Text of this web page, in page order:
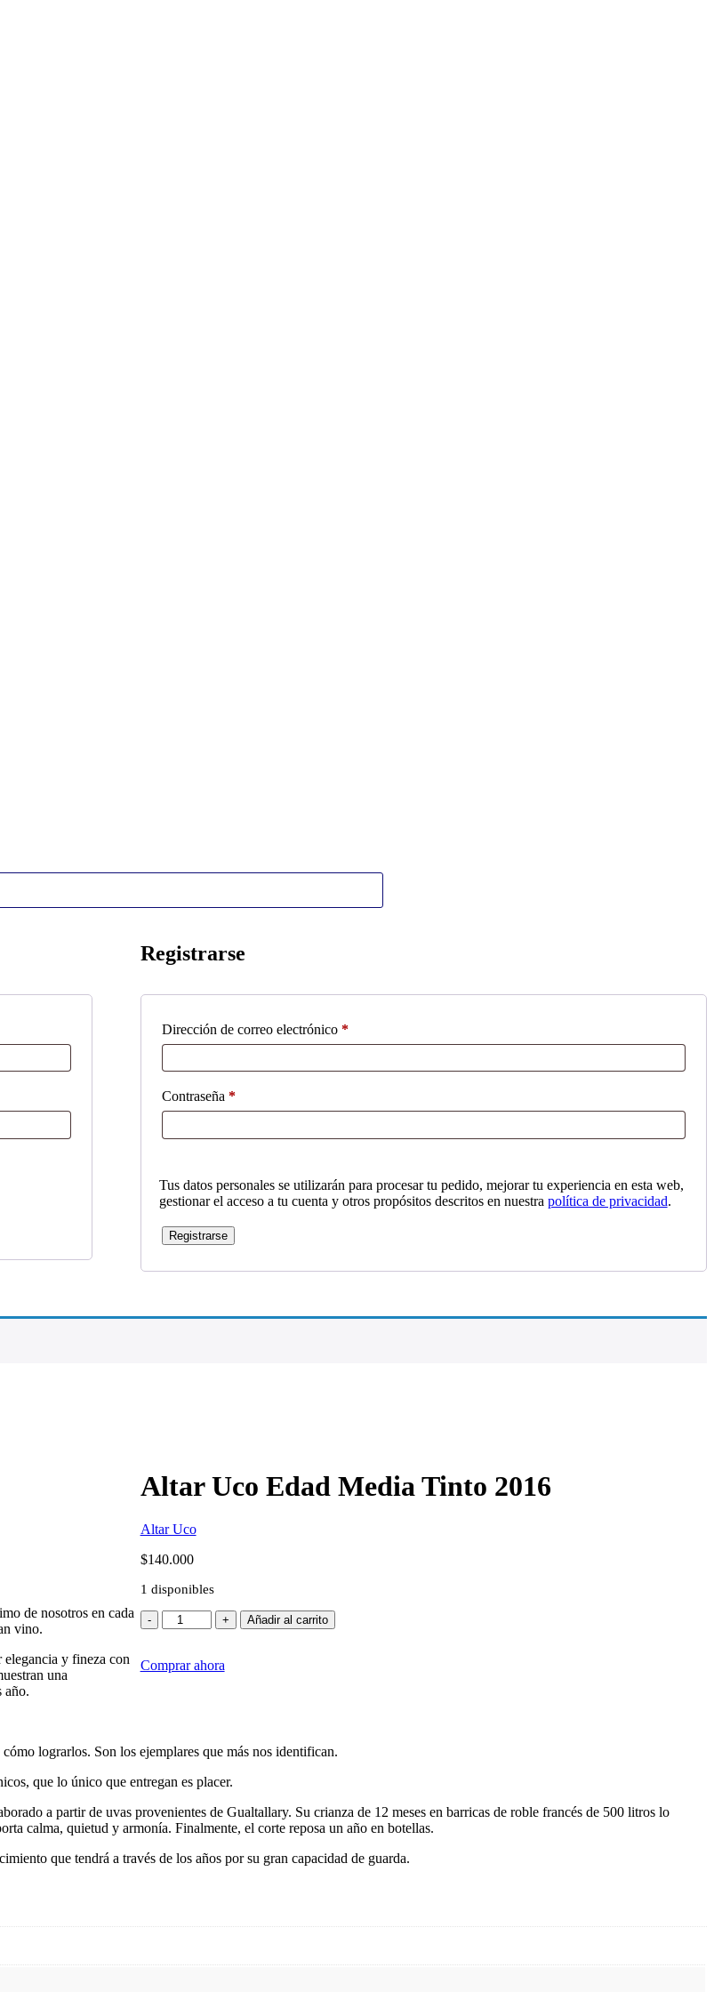
Registrarse
Dirección de correo electrónico *Obligatorio
Contraseña *Obligatorio
Tus datos personales se utilizarán para procesar tu pedido, mejorar tu experiencia en esta web,
gestionar el acceso a tu cuenta y otros propósitos descritos en nuestra política de privacidad.
Registrarse
Altar Uco Edad Media Tinto 2016
Altar Uco
$140.000
1 disponibles
-
Altar
Uco
Media
+ Añadir al carrito
Comprar ahora
de nosotros en cada
vino.
y fineza con
una
año.
lograrlos. Son los ejemplares que más nos identifican.
que lo único que entregan es placer.
a partir de uvas provenientes de Gualtallary. Su crianza de 12 meses en barricas de roble francés de 500 litros lo
calma, quietud y armonía. Finalmente, el corte reposa un año en botellas.
que tendrá a través de los años por su gran capacidad de guarda.